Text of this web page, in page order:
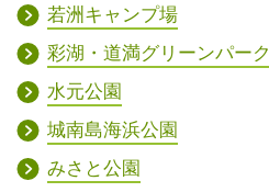
若洲キャンプ場
彩湖・道満グリーンパーク
水元公園
城南島海浜公園
みさと公園